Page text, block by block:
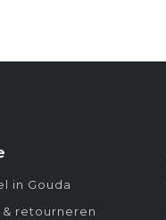
in Gouda
retourneren